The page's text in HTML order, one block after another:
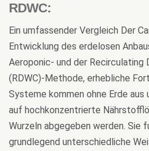
RDWC:
Ein umfassender Vergleich Der
Entwicklung des erdelosen
Aeroponic- und der Recirculating
(RDWC)-Methode, erhebliche
Systeme kommen ohne Erde
auf hochkonzentrierte
Wurzeln abgegeben werden. Sie
grundlegend unterschiedliche